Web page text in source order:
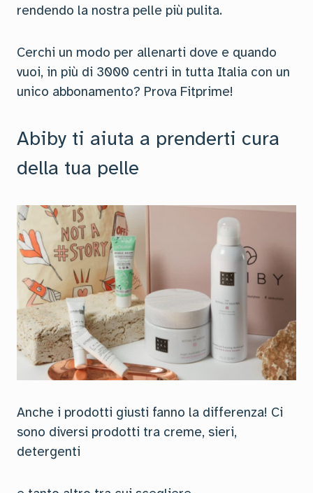
rendendo la nostra pelle più pulita.
Cerchi un modo per allenarti dove e quando
vuoi, in più di 3000 centri in tutta Italia con un
unico abbonamento? Prova Fitprime!
Abiby ti aiuta a prenderti cura
della tua pelle
Anche i prodotti giusti fanno la differenza! Ci
sono diversi prodotti tra creme, sieri,
detergenti